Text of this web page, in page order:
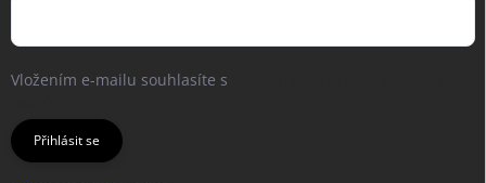
Vložením e-mailu souhlasíte s
Přihlásit se